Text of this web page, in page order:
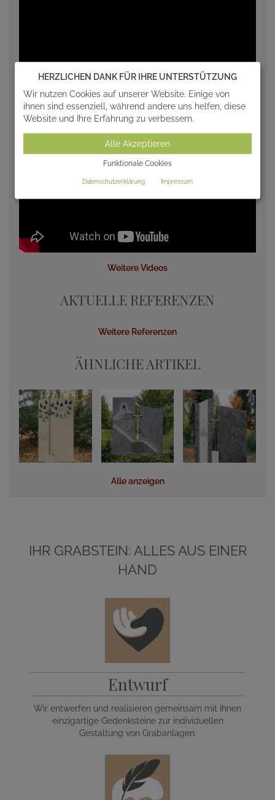
Weitere Videos
AKTUELLE REFERENZEN
Weitere Referenzen
ÄHNLICHE ARTIKEL
Alle anzeigen
IHR GRABSTEIN: ALLES AUS EINER
HAND
Entwurf
Wir entwerfen und realisieren gemeinsam mit Ihnen
einzigartige Gedenksteine zur individuellen
Gestaltung von Grabanlagen.
HERZLICHEN DANK FÜR IHRE UNTERSTÜTZUNG
Wir nutzen Cookies auf unserer Website. Einige von
ihnen sind essenziell, während andere uns helfen, diese
Website und Ihre Erfahrung zu verbessern.
Alle Akzeptieren
Funktionale Cookies
Datenschutzerklärung Impressum